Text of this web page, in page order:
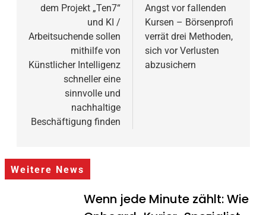
dem Projekt „Ten7“
und KI /
Arbeitsuchende sollen
mithilfe von
Künstlicher Intelligenz
schneller eine
sinnvolle und
nachhaltige
Beschäftigung finden
Angst vor fallenden
Kursen – Börsenprofi
verrät drei Methoden,
sich vor Verlusten
abzusichern
Weitere News
Wenn jede Minute zählt: Wie